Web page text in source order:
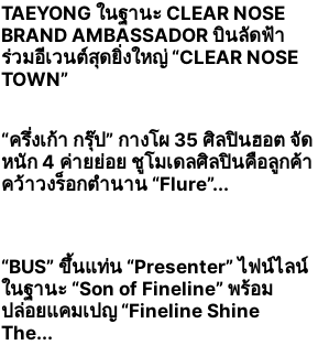
TAEYONG ในฐานะ CLEAR NOSE
BRAND AMBASSADOR บินลัดฟ้า
ร่วมอีเวนต์สุดยิ่งใหญ่ “CLEAR NOSE
TOWN”
“ครึ่งเก้า กรุ๊ป” กางโผ 35 ศิลปินฮอต จัด
หนัก 4 ค่ายย่อย ชูโมเดลศิลปินคือลูกค้า
คว้าวงร็อกตำนาน “Flure”...
“BUS” ขึ้นแท่น “Presenter” ไฟน์ไลน์
ในฐานะ “Son of Fineline” พร้อม
ปล่อยแคมเปญ “Fineline Shine
The...